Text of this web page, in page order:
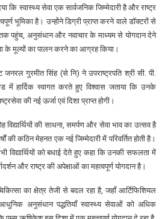
कि स्वास्थ्य सेवा एक सार्वजनिक जिम्मेदारी है और राष्ट्र
भूमिका है। उन्होंने डिग्री प्राप्त करने वाले डॉक्टरों से
तक पहुंच, अनुसंधान और नवाचार के माध्यम से योगदान देने
के मूल्यों का पालन करने का आग्रह किया।
गुरमीत सिंह (से नि) ने उपराष्ट्रपति श्री सी. पी.
में हार्दिक स्वागत करते हुए विश्वास जताया कि उनके
की नई ऊर्जा एवं दिशा प्राप्त होगी।
विद्यार्थियों की साधना, समर्पण और सेवा भाव का उत्सव है
की कठिन मेहनत एक नई जिम्मेदारी में परिवर्तित होती है।
विद्यार्थियों को बधाई देते हुए कहा कि उनकी सफलता में
और राष्ट्र की अपेक्षाओं का महत्वपूर्ण योगदान है।
का क्षेत्र तेजी से बदल रहा है, जहाँ आर्टिफिशियल
अनुसंधान पद्धतियाँ स्वास्थ्य सेवाओं को अधिक